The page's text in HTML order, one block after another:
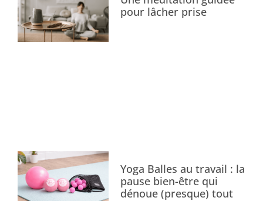
pour lâcher prise
Yoga Balles au travail : la
pause bien-être qui
dénoue (presque) tout